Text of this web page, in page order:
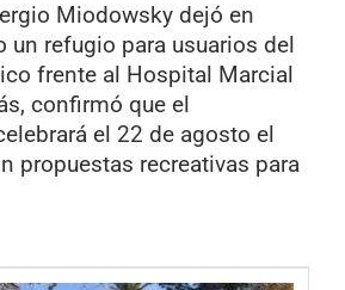
Miodowsky dejó en
un refugio para usuarios del
frente al Hospital Marcial
confirmó que el
el 22 de agosto el
propuestas recreativas para